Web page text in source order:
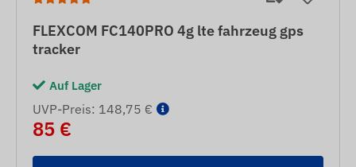
FLEXCOM FC140PRO 4g lte fahrzeug gps
tracker
Auf Lager
UVP-Preis: 148,75 €
85 €